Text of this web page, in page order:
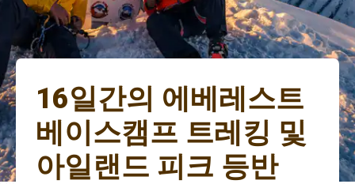
16일간의 에베레스트
베이스캠프 트레킹 및
아일랜드 피크 등반